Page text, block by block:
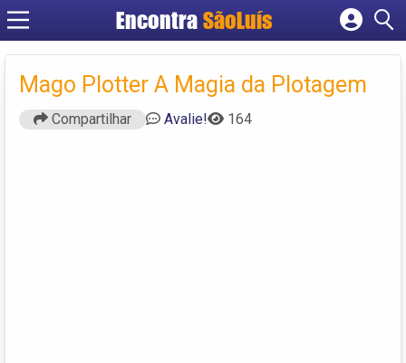
Encontra SãoLuís
Cadastrar empresa
Criar conta
Mago Plotter A Magia da Plotagem
Compartilhar Avalie! 164